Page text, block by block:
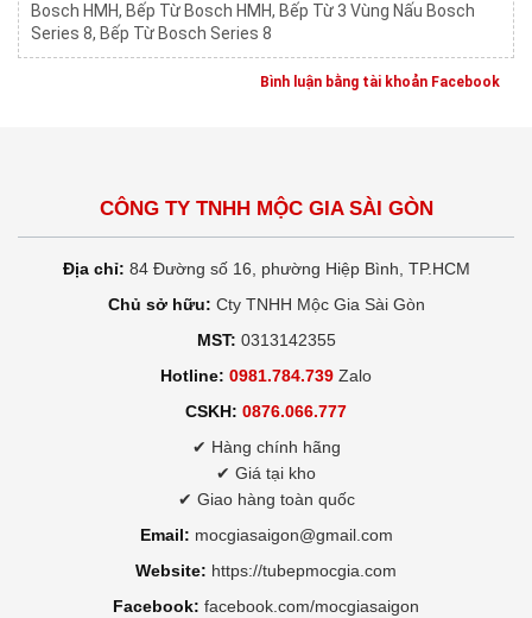
Bosch HMH, Bếp Từ Bosch HMH, Bếp Từ 3 Vùng Nấu Bosch
Series 8, Bếp Từ Bosch Series 8
Bình luận bằng tài khoản Facebook
CÔNG TY TNHH MỘC GIA SÀI GÒN
Địa chỉ: 84 Đường số 16, phường Hiệp Bình, TP.HCM
Chủ sở hữu: Cty TNHH Mộc Gia Sài Gòn
MST: 0313142355
Hotline: 0981.784.739 Zalo
CSKH: 0876.066.777
✔ Hàng chính hãng
✔ Giá tại kho
✔ Giao hàng toàn quốc
Email: mocgiasaigon@gmail.com
Website: https://tubepmocgia.com
Facebook: facebook.com/mocgiasaigon